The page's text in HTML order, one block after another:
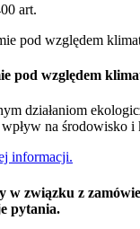
art.
pod względem
działaniom
na środowisko i
informacji.
w związku z
pytania.